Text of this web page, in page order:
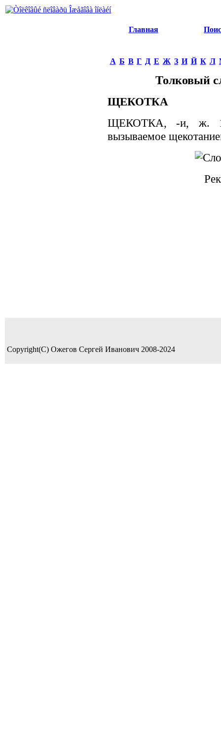
Главная
А Б В Г Д Е Ж З И Й К Л
Толковый
ЩЕКОТКА
ЩЕКОТКА, -и, ж.
вызываемое
Copyright(C) Ожегов Сергей Иванович 2008-2024